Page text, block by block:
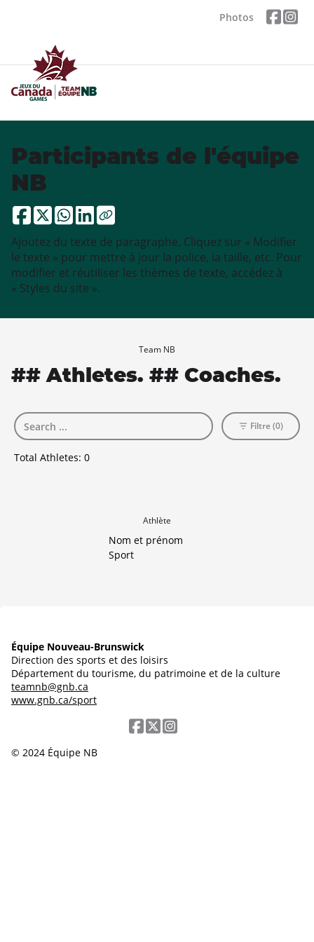
Photos
Participants de l'équipe
NB
Ajoutez du texte de paragraphe. Cliquez sur « Modifier
le texte » pour mettre à jour la police, la taille, etc. Pour
modifier et réutiliser les thèmes de texte, accédez à
« Styles du site ».
Team NB
## Athletes. ## Coaches.
Total Athletes: 0
Filtre (0)
Athlète
Nom et prénom
Sport
Équipe Nouveau-Brunswick
Direction des sports et des loisirs
Département du tourisme, du patrimoine et de la culture
teamnb@gnb.ca
www.gnb.ca/sport
© 2024 Équipe NB